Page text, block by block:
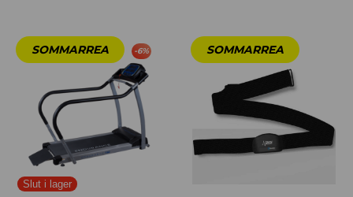
-6%